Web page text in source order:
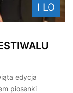
I LO
edycja
piosenki